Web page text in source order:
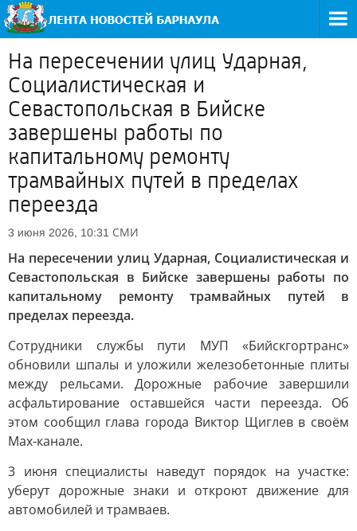
На пересечении улиц Ударная,
Социалистическая и
Севастопольская в Бийске
завершены работы по
капитальному ремонту
трамвайных путей в пределах
переезда
3 июня 2026, 10:31 СМИ
На пересечении улиц Ударная, Социалистическая и
Севастопольская в Бийске завершены работы по
капитальному ремонту трамвайных путей в
пределах переезда.
Сотрудники службы пути МУП «Бийскгортранс»
обновили шпалы и уложили железобетонные плиты
между рельсами. Дорожные рабочие завершили
асфальтирование оставшейся части переезда. Об
этом сообщил глава города Виктор Щиглев в своём
Мах-канале.
3 июня специалисты наведут порядок на участке:
уберут дорожные знаки и откроют движение для
автомобилей и трамваев.